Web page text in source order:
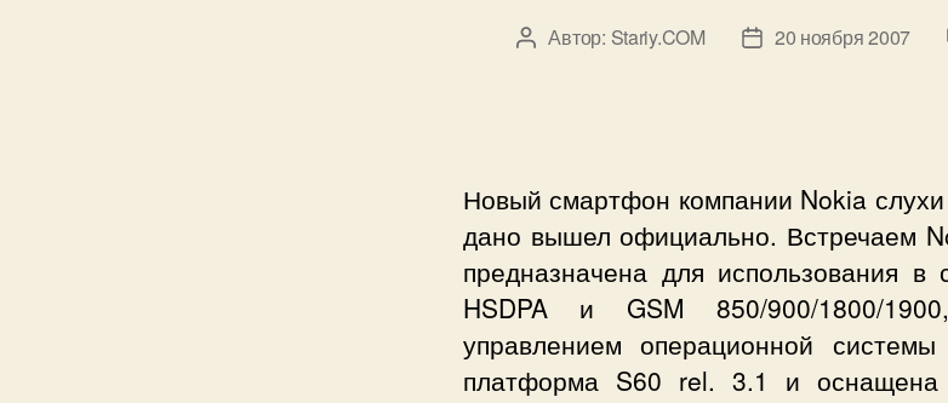
Автор
Автор: Stariy.COM
Дата20 ноября 2007
Новый смартфон компании Nokia
дано вышел официально. Встречаем
предназначена для использования в
HSDPA и GSM 850/900/1800/
управлением операционной
платформа S60 rel. 3.1 и